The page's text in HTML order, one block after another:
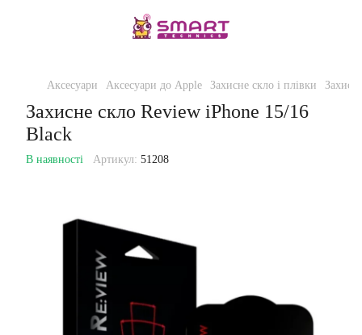
Аксесуари Аксесуари до Apple Захисне скло і плівки
Захисне скло Review iPhone 15/16
Black
В наявності Артикул: 51208